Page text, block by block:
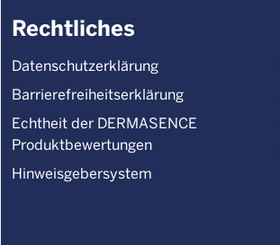
Rechtliches
Datenschutzerklärung
Barrierefreiheitserklärung
Echtheit der DERMASENCE
Produktbewertungen
Hinweisgebersystem